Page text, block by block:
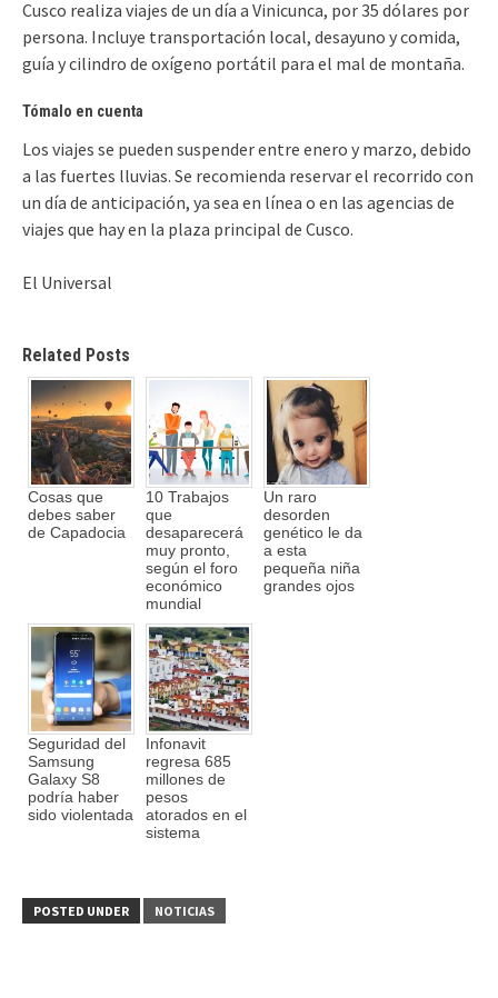
Cusco realiza viajes de un día a Vinicunca, por 35 dólares por
persona. Incluye transportación local, desayuno y comida,
guía y cilindro de oxígeno portátil para el mal de montaña.
Tómalo en cuenta
Los viajes se pueden suspender entre enero y marzo, debido
a las fuertes lluvias. Se recomienda reservar el recorrido con
un día de anticipación, ya sea en línea o en las agencias de
viajes que hay en la plaza principal de Cusco.
El Universal
Related Posts
Cosas que
debes saber
de Capadocia
10 Trabajos
que
desaparecerá
muy pronto,
según el foro
económico
mundial
Un raro
desorden
genético le da
a esta
pequeña niña
grandes ojos
Seguridad del
Samsung
Galaxy S8
podría haber
sido violentada
Infonavit
regresa 685
millones de
pesos
atorados en el
sistema
POSTED UNDER NOTICIAS